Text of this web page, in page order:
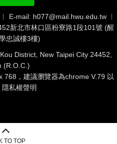
E-mail: h077@mail.hwu.edu.tw ︱
新北市林口區粉寮路1段101號 (醒
忠誠樓3樓)
District, New Taipei City 24452,
(R.O.C.)
768，建議瀏覽器為chrome V.79 以
隱私權聲明
TO TOP